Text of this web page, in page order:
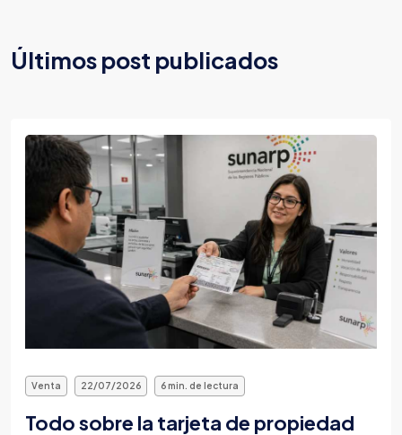
Últimos post publicados
Venta 22/07/2026 6 min. de lectura
Todo sobre la tarjeta de propiedad